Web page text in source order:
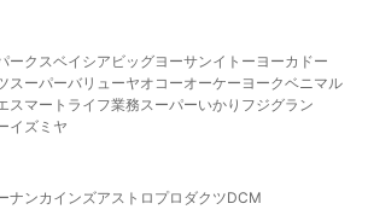
ークスベイシア ビッグヨーサンイトーヨーカドー
スーパーバリューヤオコーオーケー ヨークベニマル
スマート ライフ業務スーパーいかり フジグラン
イズミヤ
ナンカインズアストロプロダクツDCM